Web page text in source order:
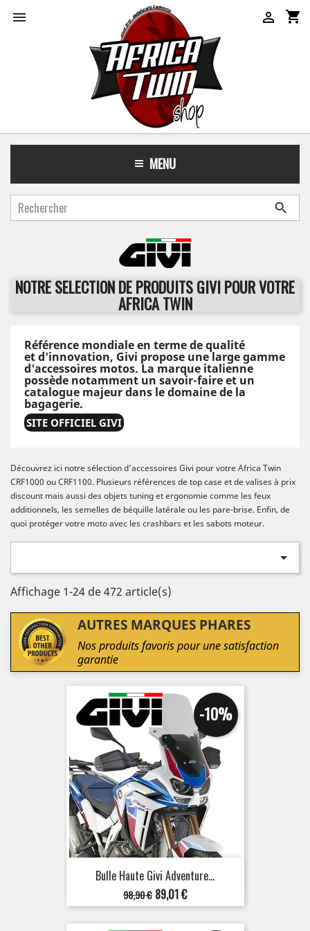
 shopping_cart

MENU

NOTRE SELECTION DE PRODUITS GIVI POUR VOTRE
AFRICA TWIN
Référence mondiale en terme de qualité
et d'innovation, Givi propose une large gamme
d'accessoires motos. La marque italienne
possède notamment un savoir-faire et un
catalogue majeur dans le domaine de la
bagagerie.
SITE OFFICIEL GIVI
Découvrez ici notre sélection d'accessoires Givi pour votre Africa Twin
CRF1000 ou CRF1100. Plusieurs références de top case et de valises à prix
discount mais aussi des objets tuning et ergonomie comme les feux
additionnels, les semelles de béquille latérale ou les pare-brise. Enfin, de
quoi protéger votre moto avec les crashbars et les sabots moteur.

Affichage 1-24 de 472 article(s)
AUTRES MARQUES PHARES
Nos produits favoris pour une satisfaction
garantie
Bulle Haute Givi Adventure...
Prix
de
base
98,90 €
-10%
Prix
89,01 €